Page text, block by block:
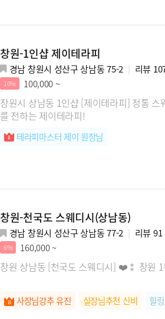
창원-1인샵 제이테라피
경남 창원시 성산구 상남동 75-2 리뷰
10% 100,000 ~
창원시 상남동 1인샵 [제이테라피] 정통
를 전하는 제이테라피!
테라피마스터 제이 원장님
창원-천국도 스웨디시(상남동)
경남 창원시 성산구 상남동 77-2 리뷰 91
6% 160,000 ~
창원 상남동 [천국도 스웨디시] ❤️⁑ 창원
사장님강추 유진 실장님추천 신비 힐